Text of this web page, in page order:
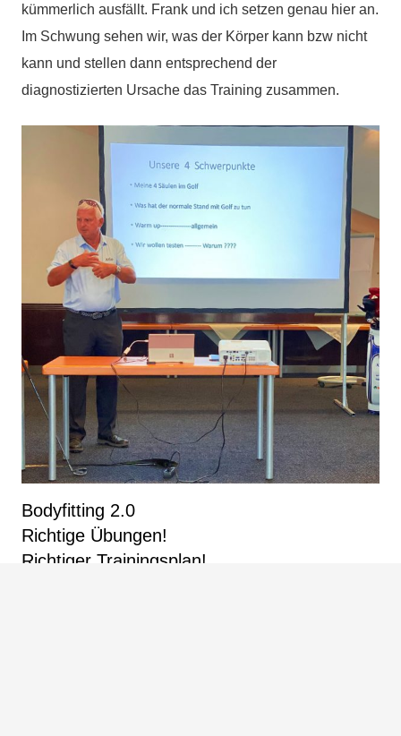
kümmerlich ausfällt. Frank und ich setzen genau hier an.
Im Schwung sehen wir, was der Körper kann bzw nicht
kann und stellen dann entsprechend der
diagnostizierten Ursache das Training zusammen.
Bodyfitting 2.0
Richtige Übungen!
Richtiger Trainingsplan!